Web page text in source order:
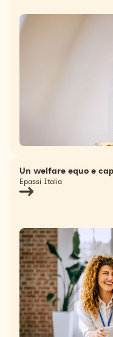
Un welfare equo e
Epassi Italia